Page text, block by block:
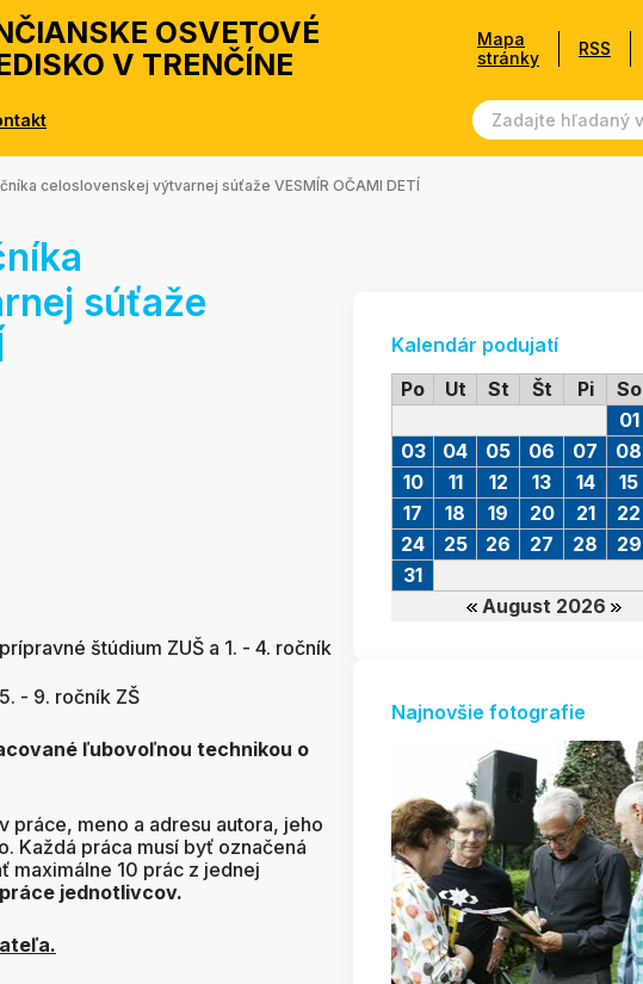
OSVETOVÉ
V TRENČÍNE
Mapa
stránky
RSS
celoslovenskej výtvarnej súťaže VESMÍR OČAMI DETÍ
súťaže
štúdium ZUŠ a 1. - 4. ročník
- 9. ročník ZŠ
ľubovoľnou technikou o
práce, meno a adresu autora, jeho
Každá práca musí byť označená
maximálne 10 prác z jednej
jednotlivcov.
Kalendár podujatí
Po
Ut St Št Pi So
August 2026
01
03
04 05 06 07 08
10
11 12 13 14 15
17
18 19 20 21 22
24
25 26 27 28 29
31
Najnovšie fotografie